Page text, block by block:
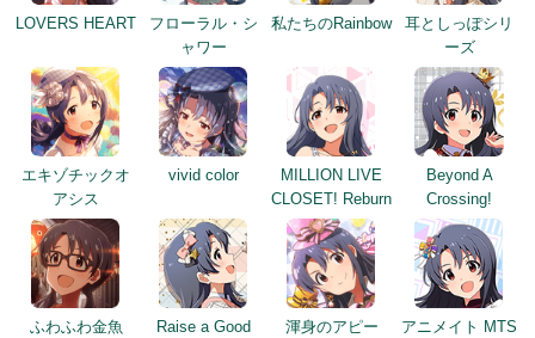
LOVERS HEART
フローラル・シ
ャワー
私たちのRainbow
耳としっぽシリ
ーズ
エキゾチックオ
アシス
vivid color
MILLION LIVE
CLOSET! Reburn
Beyond A
Crossing!
ふわふわ金魚
Raise a Good
渾身のアピー
アニメイト MTS